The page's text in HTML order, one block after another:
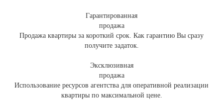
Гарантированная
продажа
Продажа квартиры за короткий срок. Как гарантию Вы сразу
получите задаток.
Эксклюзивная
продажа
Использование ресурсов агентства для оперативной реализации
квартиры по максимальной цене.